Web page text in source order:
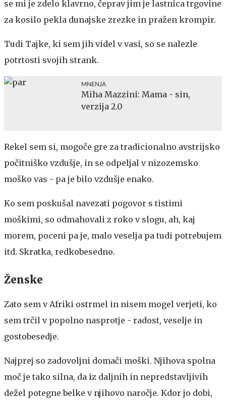
se mi je zdelo klavrno, čeprav jim je lastnica trgovine
za kosilo pekla dunajske zrezke in pražen krompir.
Tudi Tajke, ki sem jih videl v vasi, so se nalezle
potrtosti svojih strank.
MNENJA
Miha Mazzini: Mama - sin,
verzija 2.0
Rekel sem si, mogoče gre za tradicionalno avstrijsko
počitniško vzdušje, in se odpeljal v nizozemsko
moško vas - pa je bilo vzdušje enako.
Ko sem poskušal navezati pogovor s tistimi
moškimi, so odmahovali z roko v slogu, ah, kaj
morem, poceni pa je, malo veselja pa tudi potrebujem
itd. Skratka, redkobesedno.
Ženske
Zato sem v Afriki ostrmel in nisem mogel verjeti, ko
sem trčil v popolno nasprotje - radost, veselje in
gostobesedje.
Najprej so zadovoljni domači moški. Njihova spolna
moč je tako silna, da iz daljnih in nepredstavljivih
dežel potegne belke v njihovo naročje. Kdor jo dobi,